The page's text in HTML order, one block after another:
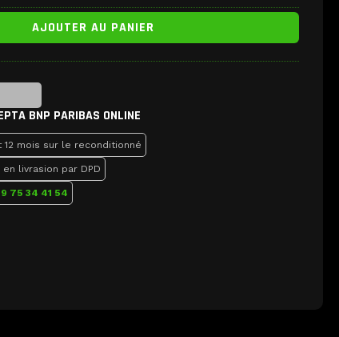
AJOUTER AU PANIER
BNP PARIBAS ONLINE
mois sur le reconditionné
livrasion par DPD
75 34 41 54